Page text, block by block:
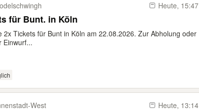
Heute, 15:47
für Bunt. in Köln
2x Tickets für Bunt in Köln am 22.08.2026. Zur Abholung oder
Einwurf...
​West Heute, 13:14